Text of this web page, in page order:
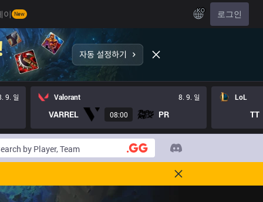
이 New KO 로그인
9. 일 Valorant 8. 9. 일
VARREL 08:00 PR
LoL
TT